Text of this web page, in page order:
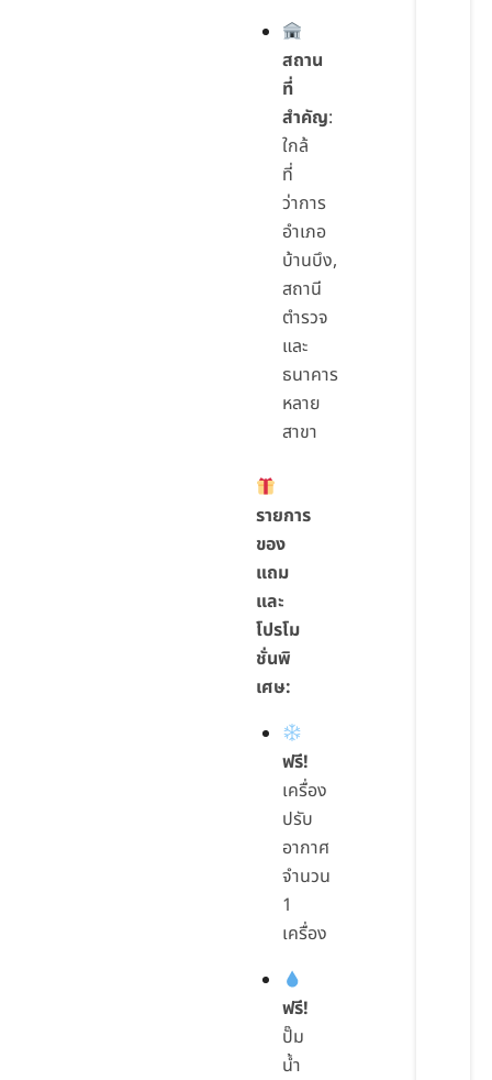
สถาน
ที่
สำคัญ:
ใกล้
ที่
ว่าการ
อำเภอ
บ้านบึง,
สถานี
ตำรวจ
และ
ธนาคาร
หลาย
สาขา
รายการ
ของ
แถม
และ
โปรโม
ชั่นพิ
เศษ:
ฟรี!
เครื่อง
ปรับ
อากาศ
จำนวน
1
เครื่อง
ฟรี!
ปั๊ม
น้ำ